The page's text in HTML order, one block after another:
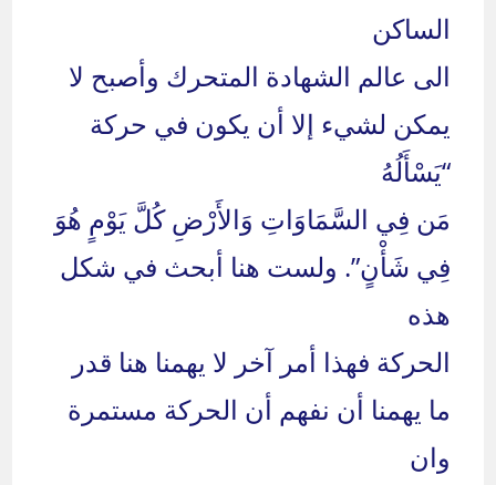
الساكن
الى عالم الشهادة المتحرك وأصبح لا
يمكن لشيء إلا أن يكون في حركة
“يَسْأَلُهُ
مَن فِي السَّمَاوَاتِ وَالأَرْضِ كُلَّ يَوْمٍ هُوَ
فِي شَأْنٍ”. ولست هنا أبحث في شكل
هذه
الحركة فهذا أمر آخر لا يهمنا هنا قدر
ما يهمنا أن نفهم أن الحركة مستمرة
وان